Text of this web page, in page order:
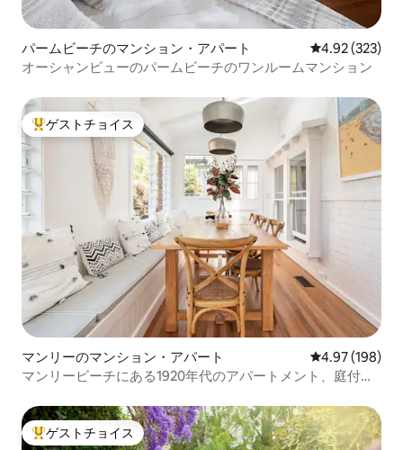
パームビーチのマンション・アパート レビュー323
4.92 (323)
オーシャンビューのパームビーチのワンルームマンション
大好評のゲストチョイスです。
ゲストチョイス
マンリーのマンション・アパート レビュー198
4.97 (198)
マンリービーチにある1920年代のアパートメント、庭付
大好評のゲストチョイスです。
ゲストチョイス